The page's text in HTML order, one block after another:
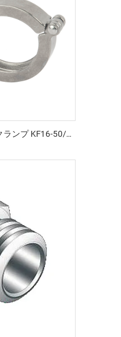
ダブルナット真空シングルクランプ KF16-50/NW40 半導体アクセサリー クイックリリースクランプ SS304/SS316L ステンレス鋼継手